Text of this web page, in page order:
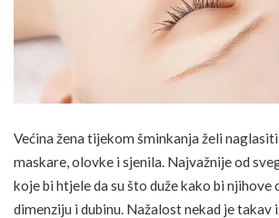
Većina žena tijekom šminkanja želi
maskare, olovke i sjenila. Najvažnije od
koje bi htjele da su što duže kako bi njihove
dimenziju i dubinu. Nažalost nekad je takav